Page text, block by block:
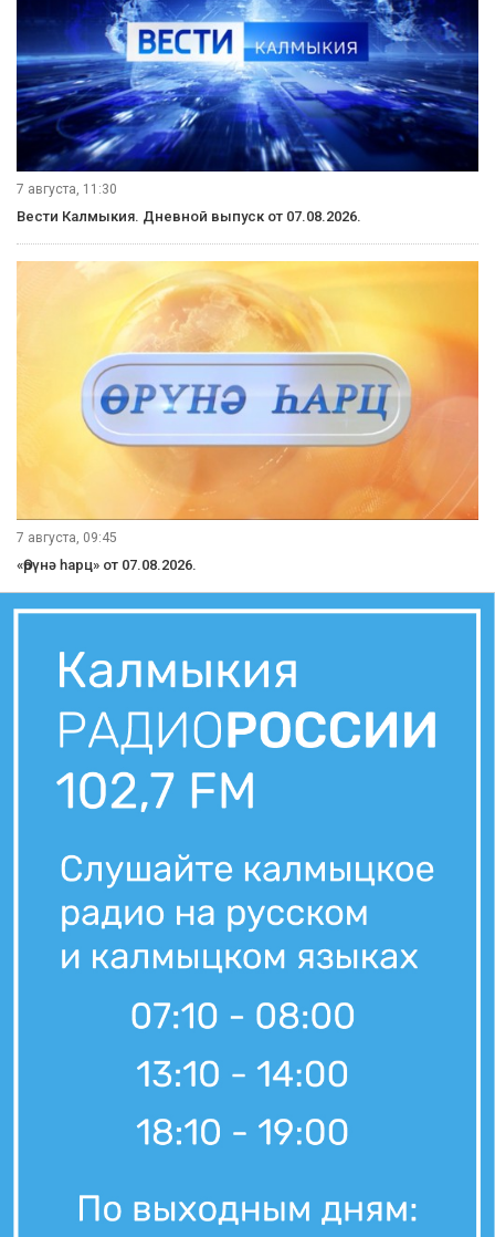
8 августа, 08:20
7 августа, 21:10
7 августа, 21:00
Вести Калмыкия. Выпуск на канале "Россия 24" от 07.08.2026.
7 августа, 11:30